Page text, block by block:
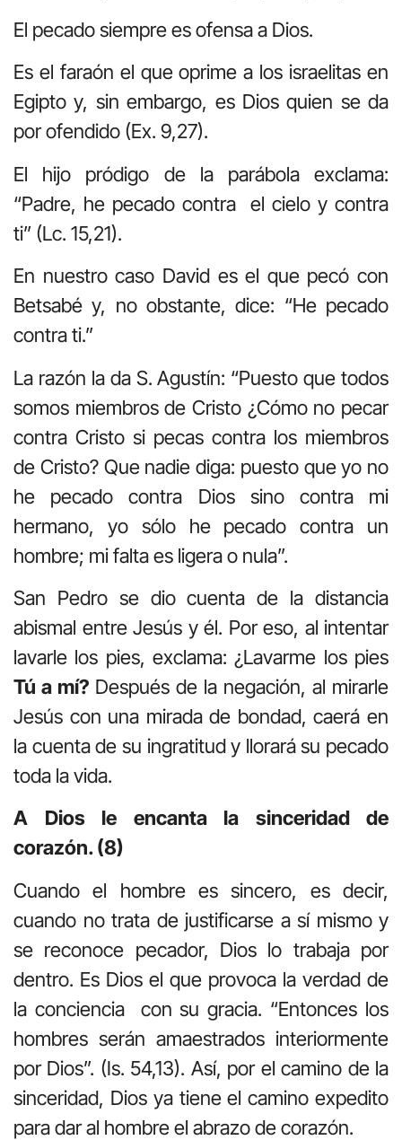
El pecado siempre es ofensa a Dios.
Es el faraón el que oprime a los israelitas en
Egipto y, sin embargo, es Dios quien se da
por ofendido (Ex. 9,27).
El hijo pródigo de la parábola exclama:
“Padre, he pecado contra el cielo y contra
ti” (Lc. 15,21).
En nuestro caso David es el que pecó con
Betsabé y, no obstante, dice: “He pecado
contra ti.”
La razón la da S. Agustín: “Puesto que todos
somos miembros de Cristo ¿Cómo no pecar
contra Cristo si pecas contra los miembros
de Cristo? Que nadie diga: puesto que yo no
he pecado contra Dios sino contra mi
hermano, yo sólo he pecado contra un
hombre; mi falta es ligera o nula”.
San Pedro se dio cuenta de la distancia
abismal entre Jesús y él. Por eso, al intentar
lavarle los pies, exclama: ¿Lavarme los pies
Tú a mí? Después de la negación, al mirarle
Jesús con una mirada de bondad, caerá en
la cuenta de su ingratitud y llorará su pecado
toda la vida.
A Dios le encanta la sinceridad de
corazón. (8)
Cuando el hombre es sincero, es decir,
cuando no trata de justificarse a sí mismo y
se reconoce pecador, Dios lo trabaja por
dentro. Es Dios el que provoca la verdad de
la conciencia con su gracia. “Entonces los
hombres serán amaestrados interiormente
por Dios”. (Is. 54,13). Así, por el camino de la
sinceridad, Dios ya tiene el camino expedito
para dar al hombre el abrazo de corazón.